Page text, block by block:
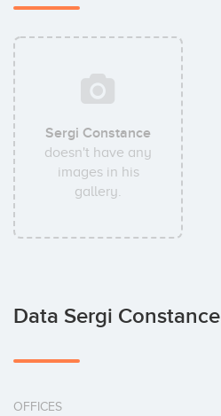
Sergi Constance
doesn't have any
images in his
gallery.
Data Sergi Constance
OFFICES